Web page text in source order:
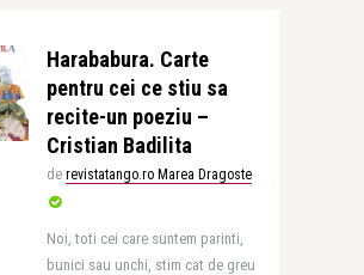
Harababura. Carte
pentru cei ce stiu sa
recite-un poeziu –
Cristian Badilita
de revistatango.ro Marea Dragoste
Noi, toti cei care suntem parinti,
bunici sau unchi, stim cat de greu